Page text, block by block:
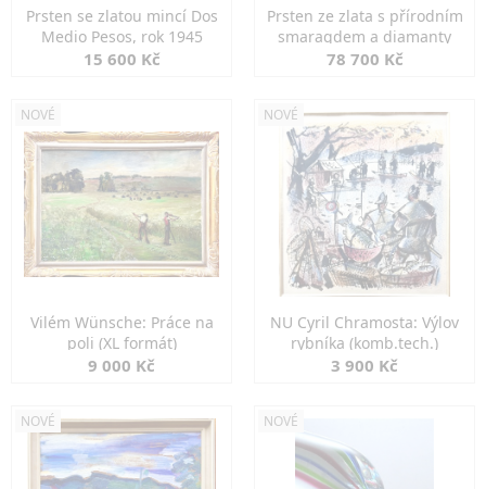
Prsten se zlatou mincí Dos
Medio Pesos, rok 1945
15 600 Kč
Prsten ze zlata s přírodním
smaragdem a diamanty
78 700 Kč
NOVÉ
Vilém Wünsche: Práce na
poli (XL formát)
9 000 Kč
NOVÉ
NU Cyril Chramosta: Výlov
rybníka (komb.tech.)
3 900 Kč
NOVÉ NOVÉ